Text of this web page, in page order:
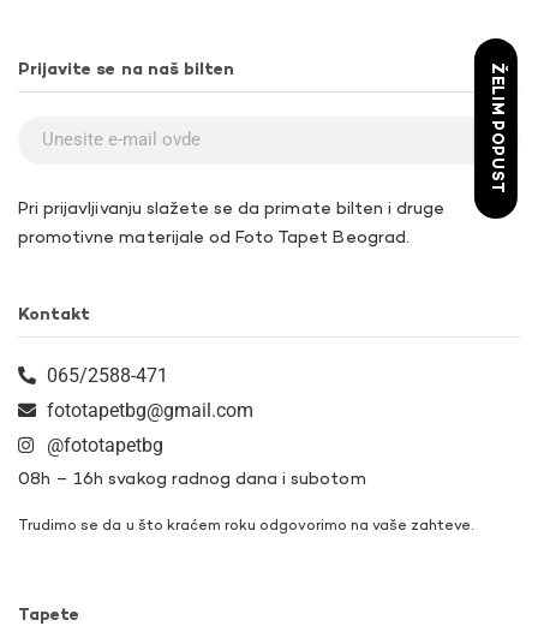
Prijavite se na naš bilten
Pri prijavljivanju slažete se da primate bilten i druge
promotivne materijale od Foto Tapet Beograd.
Kontakt
065/2588-471
fototapetbg@gmail.com
@fototapetbg
08h – 16h svakog radnog dana i subotom
Trudimo se da u što kraćem roku odgovorimo na vaše zahteve.
Tapete
ŽELIM POPUST